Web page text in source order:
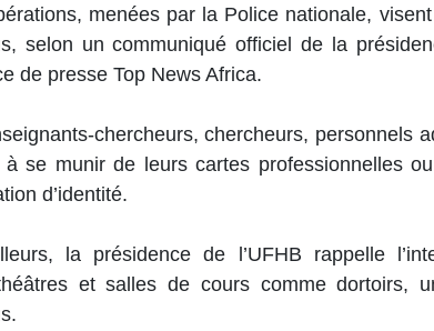
menées par la Police nationale,
selon un communiqué officiel de la
de presse Top News Africa.
chercheurs, chercheurs, personnels
à se munir de leurs cartes professionnelles
d’identité.
la présidence de l’UFHB rappelle
et salles de cours comme dortoirs,